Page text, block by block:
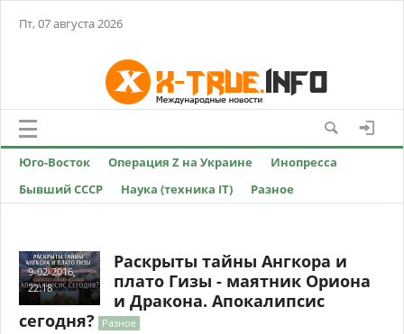
Пт, 07 августа 2026
Юго-Восток Операция Z на Украине
Инопресса
Бывший СССР
Наука (техника IT) Разное
9-02-2016,
22:18
Раскрыты тайны Ангкора и
плато Гизы - маятник Ориона
и Дракона. Апокалипсис
сегодня?
Разное